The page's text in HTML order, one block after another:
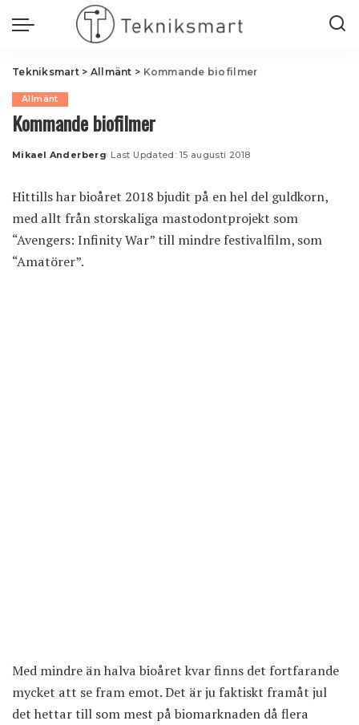
Tekniksmart> Allmänt > Kommande biofilmer
Allmänt
Kommande biofilmer
Posted
Mikael Anderberg Last Updated: 15 augusti 2018
Hittills har bioåret 2018 bjudit på en hel del guldkorn,
med allt från storskaliga mastodontprojekt som
“Avengers: Infinity War” till mindre festivalfilm, som
“Amatörer”.
Med mindre än halva bioåret kvar finns det fortfarande
mycket att se fram emot. Det är ju faktiskt framåt jul
det hettar till som mest på biomarknaden då flera